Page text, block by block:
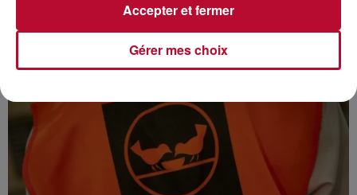
Gérer mes choix
Accepter et fermer